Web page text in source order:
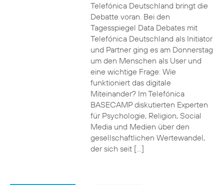
Telefónica Deutschland bringt die
Debatte voran. Bei den
Tagesspiegel Data Debates mit
Telefónica Deutschland als Initiator
und Partner ging es am Donnerstag
um den Menschen als User und
eine wichtige Frage: Wie
funktioniert das digitale
Miteinander? Im Telefónica
BASECAMP diskutierten Experten
für Psychologie, Religion, Social
Media und Medien über den
gesellschaftlichen Wertewandel,
der sich seit […]